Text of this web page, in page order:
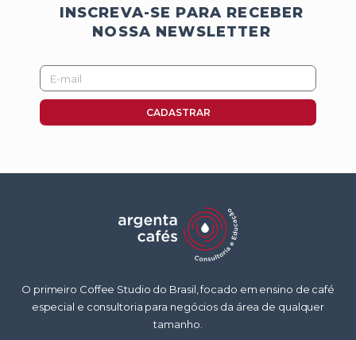
INSCREVA-SE PARA RECEBER
NOSSA NEWSLETTER
E-
mail
CADASTRAR
O primeiro Coffee Studio do Brasil, focado em ensino de café
especial e consultoria para negócios da área de qualquer
tamanho.